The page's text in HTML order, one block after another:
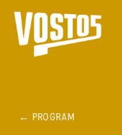
← PROGRAM